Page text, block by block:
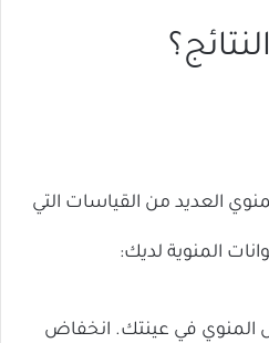
العديد من القياسات التي
المنوية لديك:
المنوي في عينتك. انخفاض